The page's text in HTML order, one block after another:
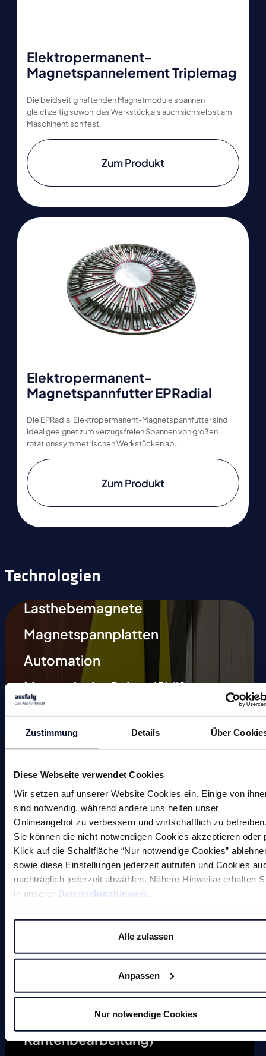
Zustimmung Details Über
Diese Webseite verwendet Cookies
Wir setzen auf unserer Website Cookies ein. Einige von
sind notwendig, während andere uns helfen unser
Onlineangebot zu verbessern und wirtschaftlich zu
Sie können die nicht notwendigen Cookies akzeptieren oder
Klick auf die Schaltfläche “Nur notwendige Cookies”
sowie diese Einstellungen jederzeit aufrufen und Cookies
nachträglich jederzeit abwählen. Nähere Hinweise erhalten
in unserer Datenschutzhinweis
Alle zulassen
Anpassen
Nur notwendige Cookies
Elektropermanent-
Magnetspannelement Triplemag
Die beidseitig haftenden Magnetmodule spannen
gleichzeitig sowohl das Werkstück als auch sich selbst am
Maschinentisch fest.
Zum Produkt
Elektropermanent-
Magnetspannfutter EPRadial
Die EPRadial Elektropermanent-Magnetspannfutter sind
ideal geeignet zum verzugsfreien Spannen von großen
rotationssymmetrischen Werkstücken ab...
Zum Produkt
Technologien
Lasthebemagnete
Magnetspannplatten
Automation
Magnetische Schweißhilfen
Entmagnetisieren
Magnetische Werkzeuge
Sonderlösungen
Magnete
Entgratmaschinen (undefinierte
Kantenbearbeitung)
Durchlaufentgratmaschine
Gleitschleifmaschinen
Anfasmaschinen (definierte
Kantenbearbeitung)